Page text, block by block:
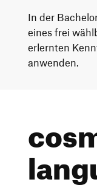
In der
eines frei
erlernten
anwenden.